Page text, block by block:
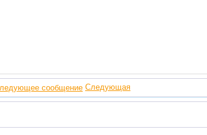
Следующая